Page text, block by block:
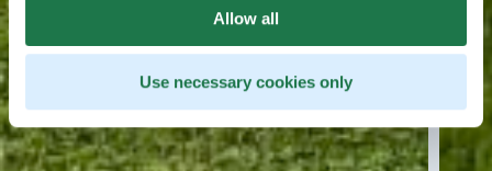
Allow all
Use necessary cookies only